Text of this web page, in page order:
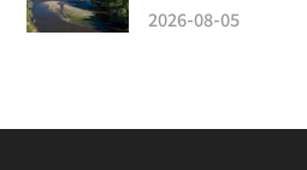
2026-08-05